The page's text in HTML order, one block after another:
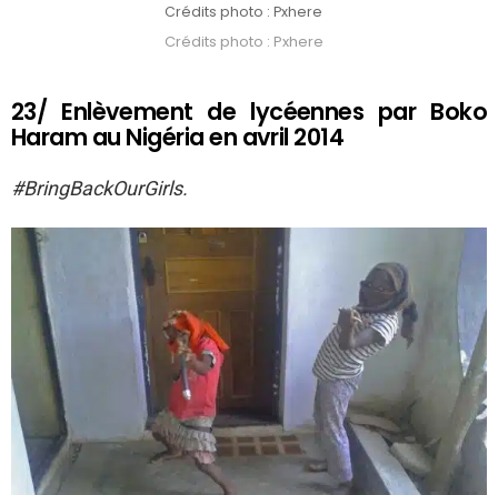
Crédits photo : Pxhere
Crédits photo : Pxhere
23/ Enlèvement de lycéennes par Boko
Haram au Nigéria en avril 2014
#BringBackOurGirls.